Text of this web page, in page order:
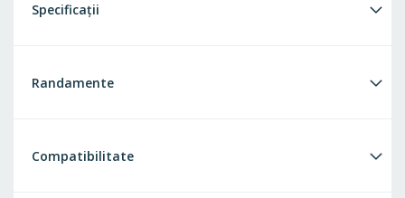
Specificații
Randamente
Compatibilitate